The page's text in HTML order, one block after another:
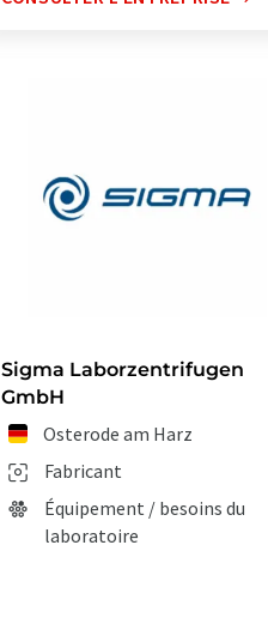
Sigma Laborzentrifugen
GmbH
Osterode am Harz
Fabricant
Équipement / besoins du
laboratoire